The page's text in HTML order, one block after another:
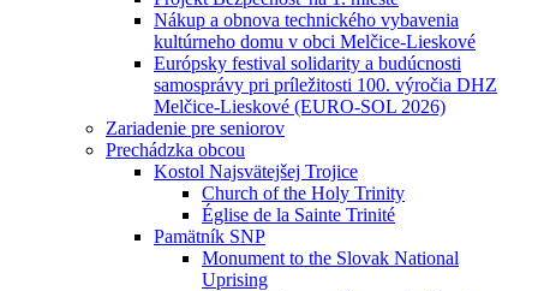
Nákup a obnova technického vybavenia
kultúrneho domu v obci Melčice-Lieskové
Európsky festival solidarity a budúcnosti
samosprávy pri príležitosti 100. výročia DHZ
Melčice-Lieskové (EURO-SOL 2026)
Zariadenie pre seniorov
Prechádzka obcou
Kostol Najsvätejšej Trojice
Church of the Holy Trinity
Église de la Sainte Trinité
Pamätník SNP
Monument to the Slovak National
Uprising